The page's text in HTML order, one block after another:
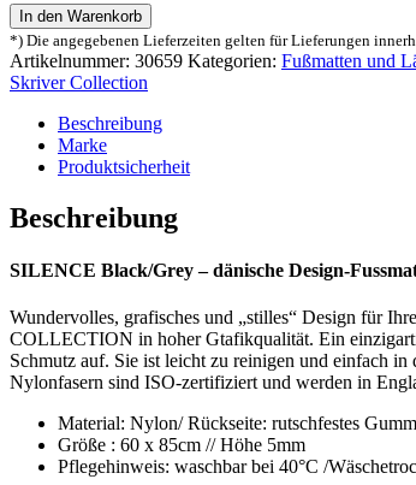
SKRIVER
COLLECTION
Trend
Fussmatte
BLACK/GREY
Menge
In den Warenkorb
*) Die angegebenen Lieferzeiten gelten für Lieferungen
Artikelnummer: 30659 Kategorien: Fußmatten und
Skriver Collection
Beschreibung
Marke
Produktsicherheit
Beschreibung
SILENCE Black/Grey – dänische Design-
Wundervolles, grafisches und „stilles“ Design für
COLLECTION in hoher Gtafikqualität. Ein
Schmutz auf. Sie ist leicht zu reinigen und einfach
Nylonfasern sind ISO-zertifiziert und werden in
Material: Nylon/ Rückseite: rutschfestes
Größe : 60 x 85cm // Höhe 5mm
Pflegehinweis: waschbar bei 40°C /